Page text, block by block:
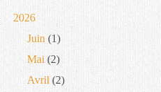
2026
Juin (1)
Mai (2)
Avril (2)